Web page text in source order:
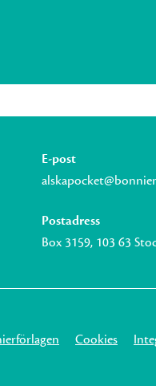
E-post
Postadress
Box 3159, 103 63
Cookies